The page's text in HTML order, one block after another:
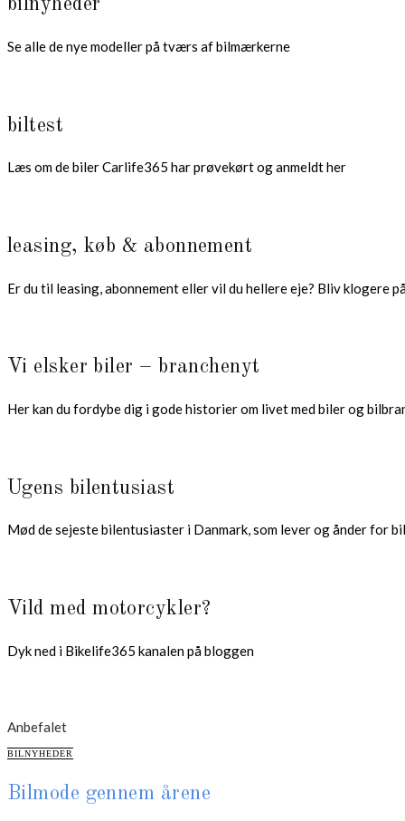
bilnyheder
Se alle de nye modeller på tværs af bilmærkerne
biltest
Læs om de biler Carlife365 har prøvekørt og anmeldt her
leasing, køb & abonnement
Er du til leasing, abonnement eller vil du hellere eje? Bliv klogere
Vi elsker biler – branchenyt
Her kan du fordybe dig i gode historier om livet med biler og
Ugens bilentusiast
Mød de sejeste bilentusiaster i Danmark, som lever og ånder for
Vild med motorcykler?
Dyk ned i Bikelife365 kanalen på bloggen
Anbefalet
CATEGORIES
BILNYHEDER
Bilmode gennem årene